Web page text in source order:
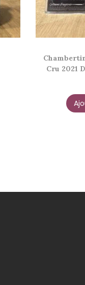
Cru 2021